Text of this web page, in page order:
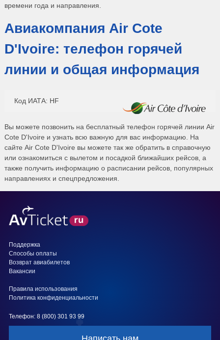
времени года и направления.
Авиакомпания Air Cote
D'Ivoire: телефон горячей
линии и общая информация
Код ИАТА: HF
Вы можете позвонить на бесплатный телефон горячей линии Air
Cote D'Ivoire и узнать всю важную для вас информацию. На
сайте Air Cote D'Ivoire вы можете так же обратить в справочную
или ознакомиться с вылетом и посадкой ближайших рейсов, а
также получить информацию о расписании рейсов, популярных
направлениях и спецпредложения.
Поддержка
Способы оплаты
Возврат авиабилетов
Вакансии
Правила использования
Политика конфиденциальности
Телефон: 8 (800) 301 93 99